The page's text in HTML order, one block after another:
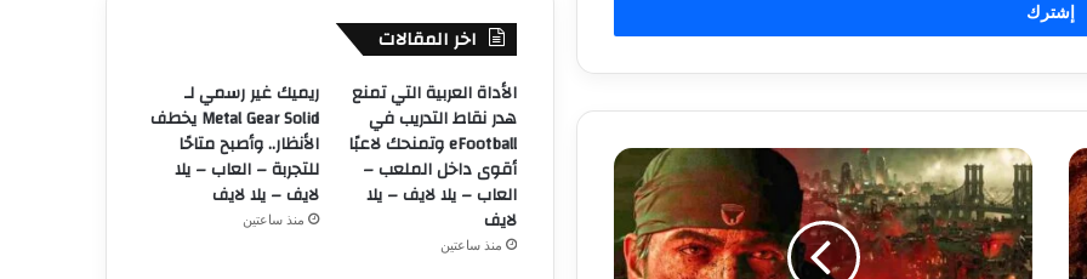
م
ز
ي
ا
اخر المقالات
الأداة العربية التي تمنع
هدر نقاط التدريب في
eFootball وتمنحك لاعبًا
أقوى داخل الملعب –
العاب – يلا لايف – يلا
لايف
منذ ساعتين
ريميك غير رسمي لـ
Metal Gear Solid يخطف
الأنظار.. وأصبح متاحًا
للتجربة – العاب – يلا
لايف – يلا لايف
منذ ساعتين